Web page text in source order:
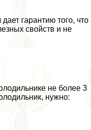
гарантию того, что
свойств и не
не более 3
нужно: